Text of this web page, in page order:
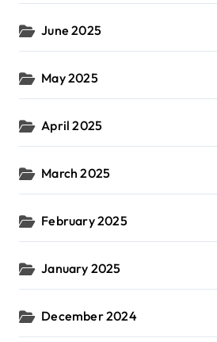
June 2025
May 2025
April 2025
March 2025
February 2025
January 2025
December 2024